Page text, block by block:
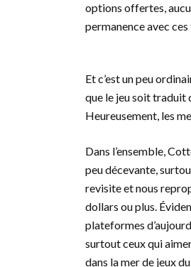
options offertes,
permanence avec
Et c’est un peu
que le jeu soit traduit
Heureusement, les
Dans l’ensemble,
peu décevante,
revisite et nous
dollars ou plus.
plateformes
surtout ceux qui
dans la mer de jeux